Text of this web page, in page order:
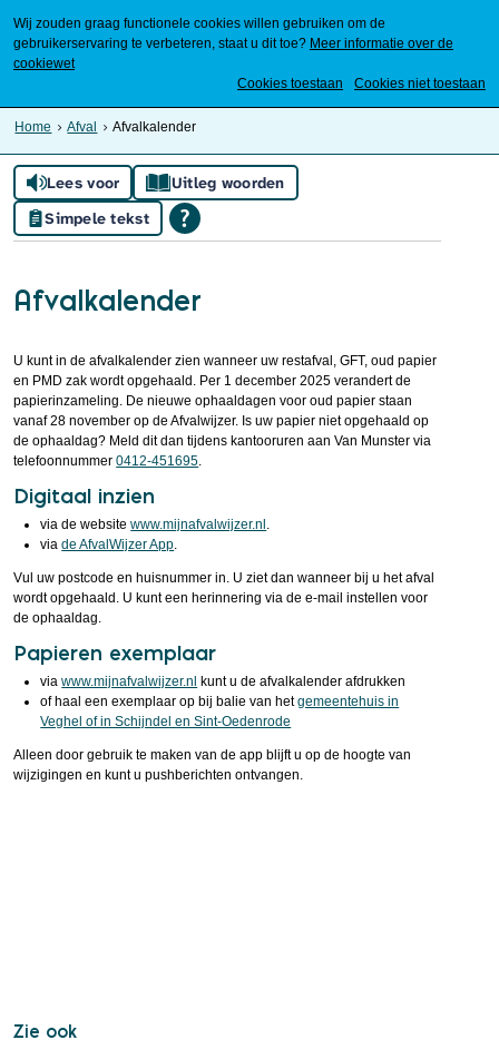
Wij zouden graag functionele cookies willen gebruiken om de
gebruikerservaring te verbeteren, staat u dit toe? Meer informatie over de
cookiewet
Cookies toestaan
Cookies niet toestaan
Home Afval Afvalkalender
Lees voor
Uitleg woorden
Simpele tekst
Afvalkalender
U kunt in de afvalkalender zien wanneer uw restafval, GFT, oud papier
en PMD zak wordt opgehaald. Per 1 december 2025 verandert de
papierinzameling. De nieuwe ophaaldagen voor oud papier staan
vanaf 28 november op de Afvalwijzer. Is uw papier niet opgehaald op
de ophaaldag? Meld dit dan tijdens kantooruren aan Van Munster via
telefoonnummer0412-451695
Digitaal inzien
via de websitewww.mijnafvalwijzer.nl
viade AfvalWijzer App
Vul uw postcode en huisnummer in. U ziet dan wanneer bij u het afval
wordt opgehaald. U kunt een herinnering via de e-mail instellen voor
de ophaaldag.
Papieren exemplaar
viawww.mijnafvalwijzer.nl kunt u de afvalkalender afdrukken
of haal een exemplaar op bij balie van hetgemeentehuis in
Veghel of in Schijndel en Sint-Oedenrode
Alleen door gebruik te maken van de app blijft u op de hoogte van
wijzigingen en kunt u pushberichten ontvangen.
Zie ook